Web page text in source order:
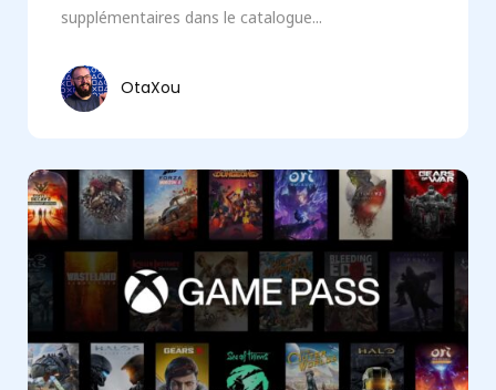
supplémentaires dans le catalogue...
OtaXou